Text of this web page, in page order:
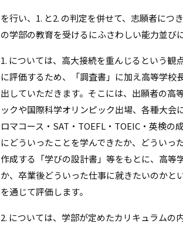
を行い、1. と2. の判定を併せて、志願者につ
の学部の教育を受けるにふさわしい能力並び
1. については、高大接続を重んじるという
に評価するため、「調査書」に加え高等学
出していただきます。そこには、出願者の高
ックや国際科学オリンピック出場、各種大
ロマコース・SAT・TOEFL・TOEIC・英検
にどういったことを学んできたか、どういっ
作成する「学びの設計書」等をもとに、高等
か、卒業後どういった仕事に就きたいのか
を通じて評価します。
2. については、学部が定めたカリキュラム